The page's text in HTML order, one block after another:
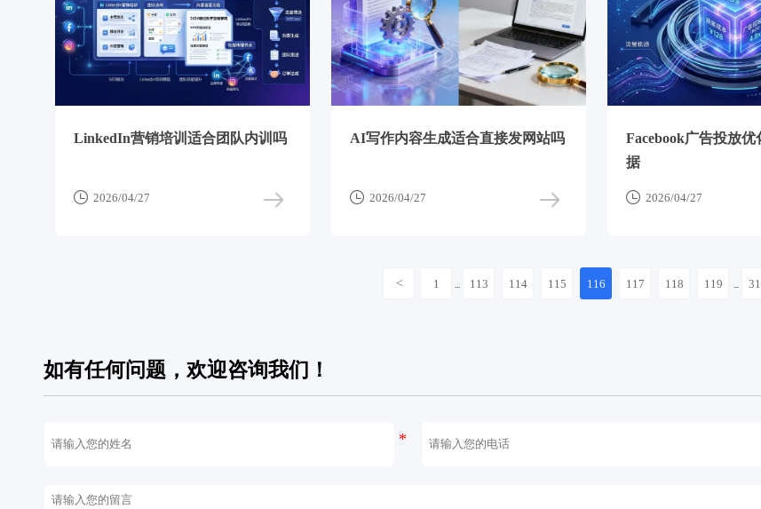
LinkedIn营销培训适合团队内训吗
 2026/04/27
AI写作内容生成适合直接发网站吗
 2026/04/27
Facebook广告投放
据
 2026/04/27
< 1 113 114 115 116 117 118 119
如有任何问题，欢迎咨询我们！